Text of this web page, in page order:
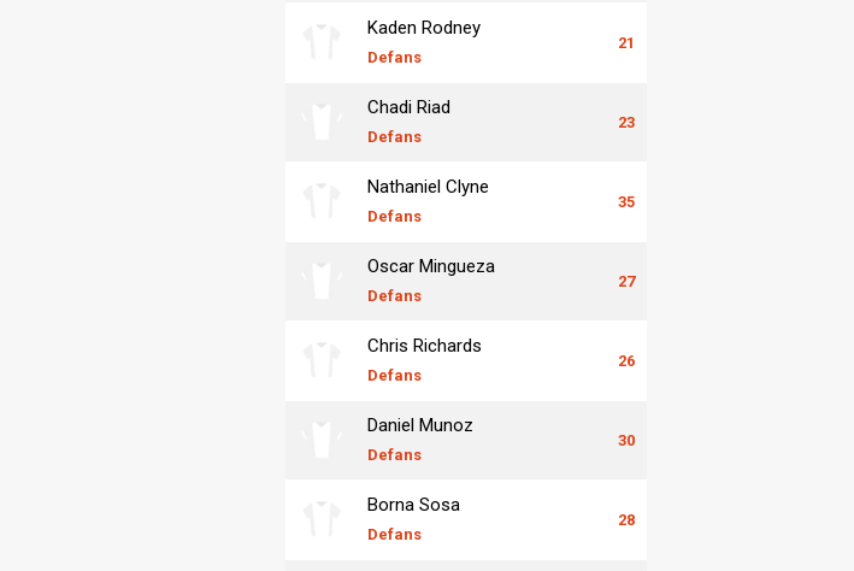
Kaden Rodney
Defans
21
Chadi Riad
Defans
23
Nathaniel Clyne
Defans
35
Oscar Mingueza
Defans
27
Chris Richards
Defans
26
Daniel Munoz
Defans
30
Borna Sosa
Defans
28